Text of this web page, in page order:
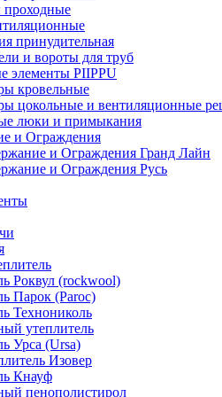
принудительная
и вороты для труб
элементы PIIPPU
кровельные
цокольные и вентиляционные
люки и примыкания
и Ограждения
и Ограждения Гранд Лайн
и Ограждения Русь
Роквул (rockwool)
Парок (Paroc)
Технониколь
утеплитель
Урса (Ursa)
Изовер
Кнауф
пенополистирол